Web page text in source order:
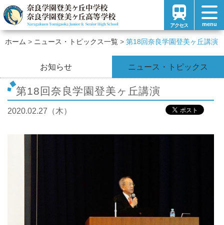
アクセス menu
ホーム ニュース・トピックス一覧 第18回奈良学園登美ヶ丘講演
お知らせ ニュース・トピックス
第18回奈良学園登美ヶ丘講演
2020.02.27（木）